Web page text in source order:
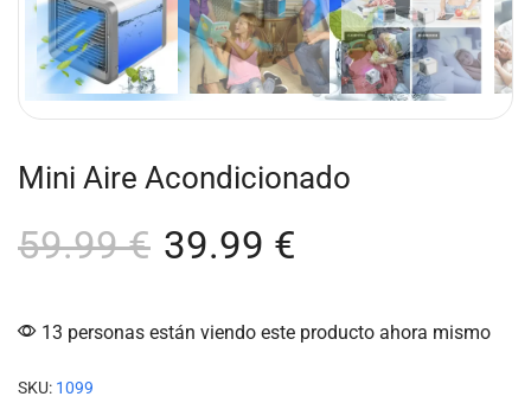
Mini Aire Acondicionado
59.99€ 39.99 €
13 personas están viendo este producto ahora mismo
SKU: 1099